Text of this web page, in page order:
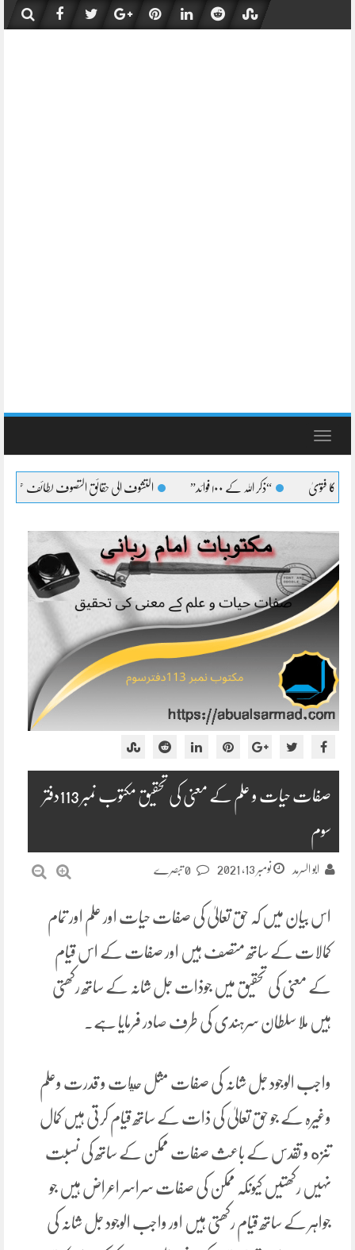
content
Toggle
“ذکر اللہ کے ۱۰۰ فوائد” التشوف الی حقائق التصوف لطائف عشرہ کا بیان
صفات حیات و علم کے معنی کی تحقیق مکتوب نمبر 113دفتر
سوم
ابو السرمد نومبر 13, 2021
اس بیان میں کہ حق تعالیٰ کی صفات حیات اور علم اور تمام
کمالات کے ساتھ متصف ہیں اور صفات کے اس قیام
کے معنی کی تحقیق میں جوذات جل شانہ کے ساتھ رکھتی
ہیں ملا سلطان سرہندی کی طرف صادر فرمایا ہے۔
واجب الوجود جل شانہ کی صفات مثل حيات و قدرت وعلم
وغیرہ کے جو حق تعالیٰ کی ذات کے ساتھ قیام کرتی ہیں کمال
تنزه و تقدس کے باعث صفات ممکن کے ساتھ کی نسبت
نہیں رکھتیں کیونکہ ممکن کی صفات سراسر اعراض ہیں جو
جواہر کے ساتھ قیام رکھتی ہیں اور واجب الوجود جل شانہ کی